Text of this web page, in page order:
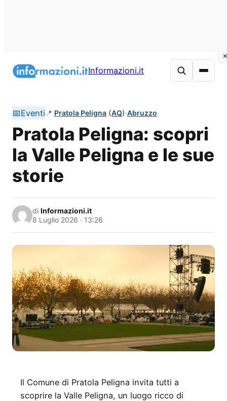
Informazioni.it
📅Eventi 📍 Pratola Peligna (AQ)·Abruzzo
Pratola Peligna: scopri
la Valle Peligna e le sue
storie
di Informazioni.it
8 Luglio 2026 · 13:26
Il Comune di Pratola Peligna invita tutti a
scoprire la Valle Peligna, un luogo ricco di